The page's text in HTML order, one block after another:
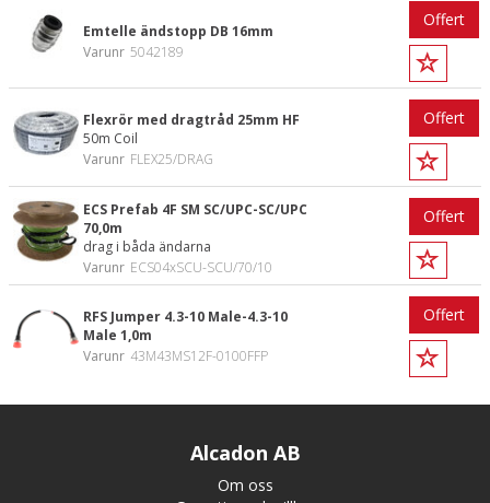
Emtelle ändstopp DB 16mm
Varunr 5042189
Offert
Flexrör med dragtråd 25mm HF
50m Coil
Varunr FLEX25/DRAG
Offert
ECS Prefab 4F SM SC/UPC-SC/UPC
70,0m
drag i båda ändarna
Varunr ECS04xSCU-SCU/70/10
Offert
RFS Jumper 4.3-10 Male-4.3-10
Male 1,0m
Varunr 43M43MS12F-0100FFP
Offert
Alcadon AB
Om oss